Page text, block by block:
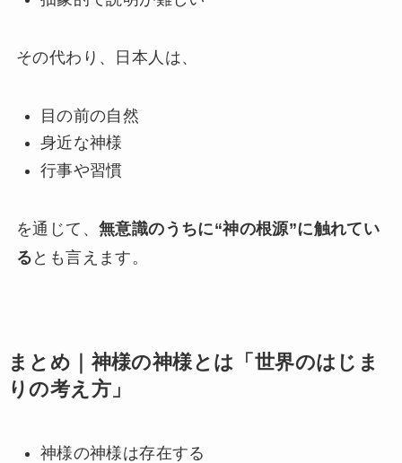
その代わり、日本人は、
目の前の自然
身近な神様
行事や習慣
を通じて、 無意識のうちに“神の根源”に触れてい
る とも言えます。
まとめ｜神様の神様とは「世界のはじま
りの考え方」
神様の神様は存在する